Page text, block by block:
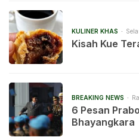
KULINER KHAS
Kisah Kue
BREAKING NEWS
6 Pesan
Bhayangkara